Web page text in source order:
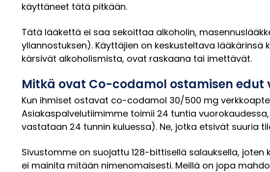
käyttäneet tätä pitkään.
Tätä lääkettä ei saa sekoittaa alkoholin,
yliannostuksen). Käyttäjien on keskusteltava
kärsivät alkoholismista, ovat raskaana tai imettävät.
Mitkä ovat Co-codamol ostamisen edut
Kun ihmiset ostavat co-codamol 30/500 mg
Asiakaspalvelutiimimme toimii 24 tuntia
vastataan 24 tunnin kuluessa). Ne, jotka etsivät suuria
Sivustomme on suojattu 128-bittisellä salauksella,
ei mainita mitään nimenomaisesti. Meillä on jopa